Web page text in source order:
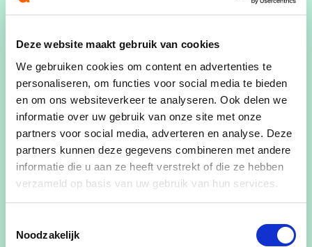
Deze website maakt gebruik van cookies
We gebruiken cookies om content en advertenties te
personaliseren, om functies voor social media te bieden
en om ons websiteverkeer te analyseren. Ook delen we
informatie over uw gebruik van onze site met onze
partners voor social media, adverteren en analyse. Deze
partners kunnen deze gegevens combineren met andere
informatie die u aan ze heeft verstrekt of die ze hebben
verzameld op basis van uw gebruik van hun services.
Noodzakelijk
het overzicht behouden voor toekomstig
onderhoud van de grachten.
Samenwerking met landbouwers
Het project kwam tot stand dankzij tientallen
terreinbezoeken en gesprekken met landbouwers
en aangelanden. Hun input bepaalde op welke
plaatsen drempels mogelijk waren zonder hinder.